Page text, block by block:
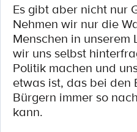
Es gibt aber nicht nur
Nehmen wir nur die
Menschen in unserem
wir uns selbst
Politik machen und
etwas ist, das bei den
Bürgern immer so
kann.